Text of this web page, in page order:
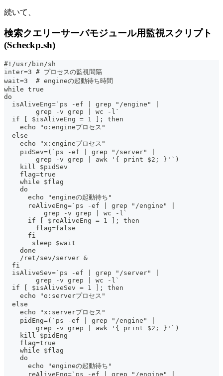
続いて、
検索クエリーサーバモジュール用監視スクリプト
(Scheckp.sh)
#!/usr/bin/sh
inter=3 # プロセスの監視間隔
wait=3  # engineの起動待ち時間
while true
do
  isAliveEng=`ps -ef | grep "/engine" |
        grep -v grep | wc -l`
  if [ $isAliveEng = 1 ]; then
    echo "o:engineプロセス"
  else
    echo "x:engineプロセス"
    pidSev=(`ps -ef | grep "/server" |
        grep -v grep | awk '{ print $2; }'`)
    kill $pidSev
    flag=true
    while $flag
    do
      echo "engineの起動待ち"
      reAliveEng=`ps -ef | grep "/engine" |
          grep -v grep | wc -l`
      if [ $reAliveEng = 1 ]; then
        flag=false
      fi
       sleep $wait
    done
    /ret/sev/server &
  fi
  isAliveSev=`ps -ef | grep "/server" |
        grep -v grep | wc -l`
  if [ $isAliveSev = 1 ]; then
    echo "o:serverプロセス"
  else
    echo "x:serverプロセス"
    pidEng=(`ps -ef | grep "/engine" |
        grep -v grep | awk '{ print $2; }'`)
    kill $pidEng
    flag=true
    while $flag
    do
      echo "engineの起動待ち"
      reAliveEng=`ps -ef | grep "/engine" |